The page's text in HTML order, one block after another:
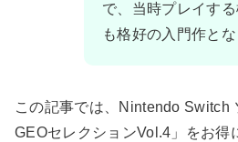
で、当時プレイす
も格好の入門作とな
この記事では、Nintendo Switch
GEOセレクションVol.4」をお得